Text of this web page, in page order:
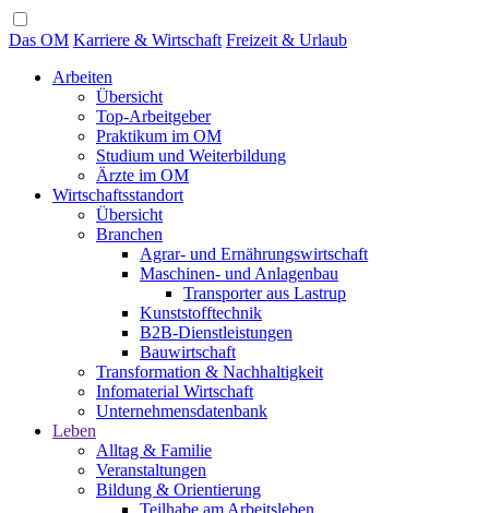
Das OM Karriere & Wirtschaft Freizeit & Urlaub
Arbeiten
Übersicht
Top-Arbeitgeber
Praktikum im OM
Studium und Weiterbildung
Ärzte im OM
Wirtschaftsstandort
Übersicht
Branchen
Agrar- und Ernährungswirtschaft
Maschinen- und Anlagenbau
Transporter aus Lastrup
Kunststofftechnik
B2B-Dienstleistungen
Bauwirtschaft
Transformation & Nachhaltigkeit
Infomaterial Wirtschaft
Unternehmensdatenbank
Leben
Alltag & Familie
Veranstaltungen
Bildung & Orientierung
Teilhabe am Arbeitsleben